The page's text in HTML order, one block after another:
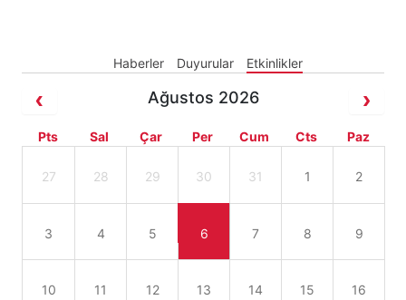
Haberler Duyurular Etkinlikler
Ağustos 2026
Pts Sal Çar Per Cum Cts Paz
27 28 29 30 31 1 2
3 4 5 6 7 8 9
10 11 12 13 14 15 16